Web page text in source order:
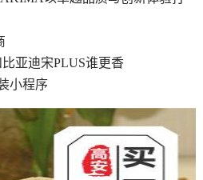
亚迪宋PLUS谁更香
小程序